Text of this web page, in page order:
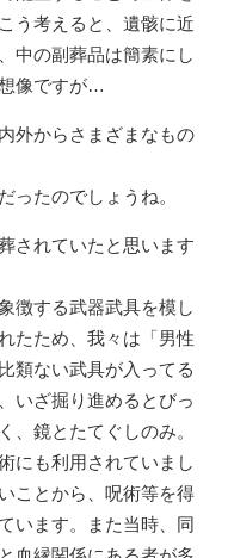
う考えると、遺骸に近
中の副葬品は簡素にし
像ですが…
外からさまざまなもの
たのでしょうね。
されていたと思います
徴する武器武具を模し
たため、我々は「男性
類ない武具が入ってる
いざ掘り進めるとびっ
、鏡とたてぐしのみ。
にも利用されていまし
ことから、呪術等を得
います。また当時、同